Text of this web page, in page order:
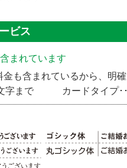
ビス
まれています
も含まれているから、明確
字まで カードタイプ･･